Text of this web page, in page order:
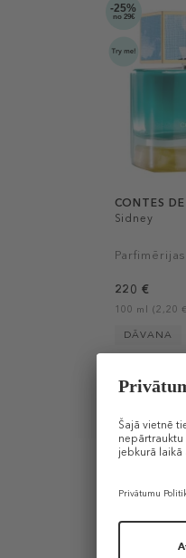
-25%
no 29€
CONTES DE
Sidney
220 €
100 ml (2,20
DĀVANA